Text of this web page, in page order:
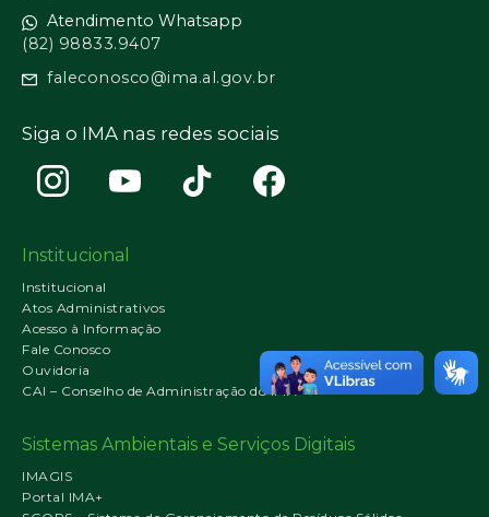
Atendimento Whatsapp
(82) 98833.9407
faleconosco@ima.al.gov.br
Siga o IMA nas redes sociais
Institucional
Institucional
Atos Administrativos
Acesso à Informação
Fale Conosco
Ouvidoria
CAI – Conselho de Administração do IMA
Sistemas Ambientais e Serviços Digitais
IMAGIS
Portal IMA+